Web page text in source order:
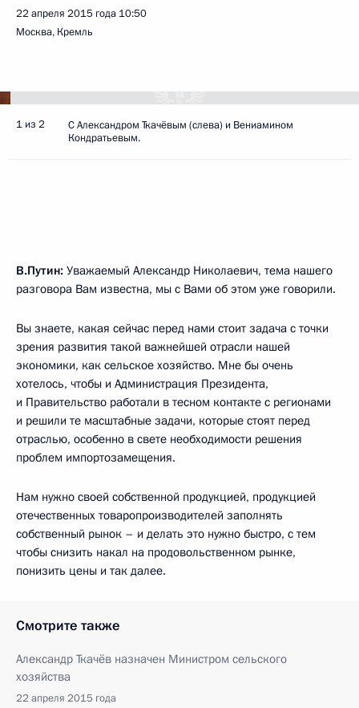
22 апреля 2015 года 10:50
Москва, Кремль
1 из 2
С Александром Ткачёвым (слева) и Вениамином
Кондратьевым.
В.Путин: Уважаемый Александр Николаевич, тема нашего
разговора Вам известна, мы с Вами об этом уже говорили.
Вы знаете, какая сейчас перед нами стоит задача с точки
зрения развития такой важнейшей отрасли нашей
экономики, как сельское хозяйство. Мне бы очень
хотелось, чтобы и Администрация Президента,
и Правительство работали в тесном контакте с регионами
и решили те масштабные задачи, которые стоят перед
отраслью, особенно в свете необходимости решения
проблем импортозамещения.
Нам нужно своей собственной продукцией, продукцией
отечественных товаропроизводителей заполнять
собственный рынок – и делать это нужно быстро, с тем
чтобы снизить накал на продовольственном рынке,
понизить цены и так далее.
Смотрите также
Александр Ткачёв назначен Министром сельского
хозяйства
22 апреля 2015 года